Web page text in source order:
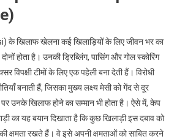
के खिलाफ खेलना कई खिलाड़ियों के लिए जीवन भर का
होता है। उनकी ड्रिब्लिंग, पासिंग और गोल स्कोरिंग
विपक्षी टीमों के लिए एक पहेली बना देती हैं। विरोधी
बनाती हैं, जिसका मुख्य लक्ष्य मेसी को गेंद से दूर
पर उनके खिलाफ होने का सम्मान भी होता है। ऐसे में, केप
का यह बयान दिखाता है कि कुछ खिलाड़ी इस दबाव को
क्षमता रखते हैं। वे इसे अपनी क्षमताओं को साबित करने